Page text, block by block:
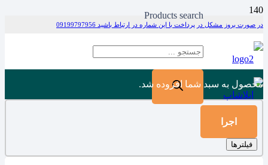
در صورت بروز مشکل در پرداخت با این شماره در ارتباط باشید 09199797956
Products search
محصول به سبد شما افزوده شد.
اجرا
فیلترها